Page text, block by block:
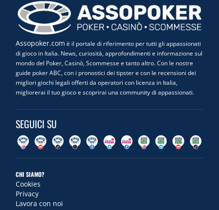
Assopoker.com è il portale di riferimento per tutti gli appassionati
di gioco in Italia. News, curiosità, approfondimenti e informazione sul
mondo del Poker, Casinò, Scommesse e tanto altro. Con le nostre
guide poker ABC, con i pronostici dei tipster e con le recensioni dei
migliori giochi legali offerti da operatori con licenza in Italia,
migliorerai il tuo gioco e scoprirai una community di appassionati.
SEGUICI SU
CHI SIAMO?
Cookies
Privacy
Lavora con noi